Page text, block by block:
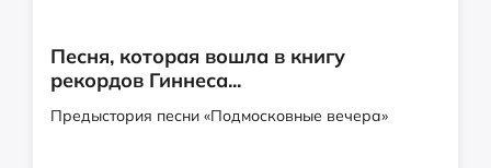
Песня, которая вошла в книгу
рекордов Гиннеса...
Предыстория песни «Подмосковные вечера»